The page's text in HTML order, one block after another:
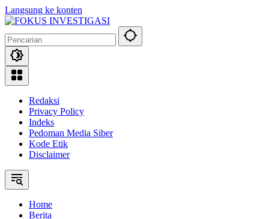
Langsung ke konten
Redaksi
Privacy Policy
Indeks
Pedoman Media Siber
Kode Etik
Disclaimer
Home
Berita